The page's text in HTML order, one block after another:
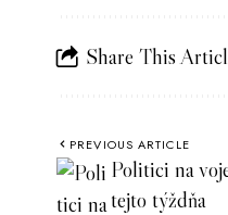
Share This
PREVIOUS ARTICLE
Politici na
tejto týždňa